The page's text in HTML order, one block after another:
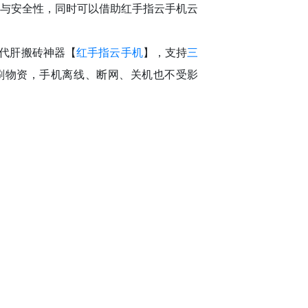
安全性，同时可以借助红手指云手机云
肝搬砖神器【红手指云手机】，支持三
资，手机离线、断网、关机也不受影